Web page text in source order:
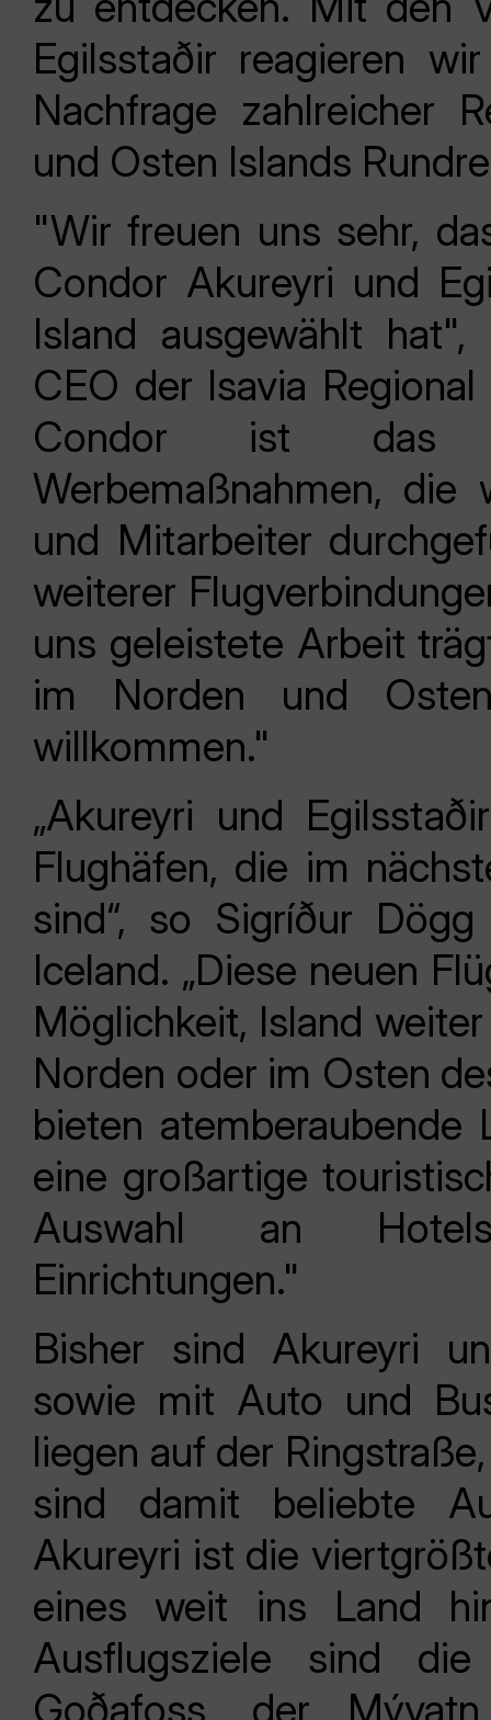
Egilsstaðir reagieren
Nachfrage zahlreicher
und Osten Islands
"Wir freuen uns sehr,
Condor Akureyri und
Island ausgewählt
CEO der Isavia
Condor ist das
Werbemaßnahmen,
und Mitarbeiter
weiterer
uns geleistete Arbeit
im Norden und
willkommen."
„Akureyri und
Flughäfen, die im
sind“, so Sigríður
Iceland. „Diese neuen
Möglichkeit, Island
Norden oder im Osten
bieten atemberaubende
eine großartige
Auswahl an
Einrichtungen."
Bisher sind Akureyri
sowie mit Auto und
liegen auf der
sind damit beliebte
Akureyri ist die
eines weit ins Land
Ausflugsziele sind
Goðafoss, der